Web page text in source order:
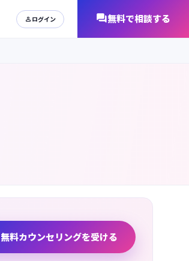
日本最大級、フィットネススタジオ・
オンラインフィットネス比較検索サイト
無料カウンセリングを受ける